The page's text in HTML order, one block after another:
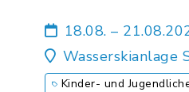
und18.08. –
Wasserskianlage
Kinder- und